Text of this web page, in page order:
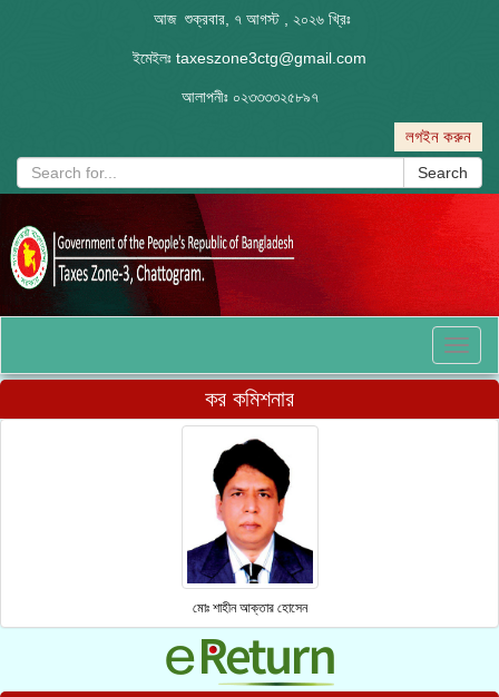
আজ শুক্রবার, ৭ আগস্ট , ২০২৬ খ্রিঃ
ইমেইলঃ taxeszone3ctg@gmail.com
আলাপনীঃ ০২৩৩৩৩২৫৮৯৭
লগইন করুন
Search
কর কমিশনার
মোঃ শাহীন আক্তার হোসেন